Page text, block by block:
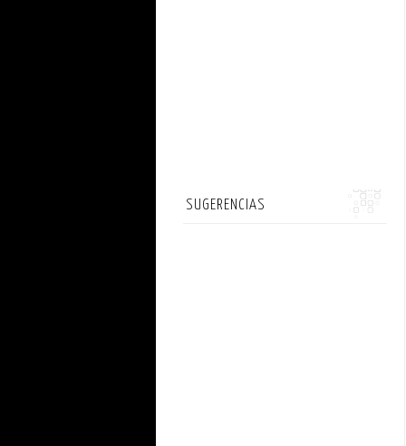
SUGERENCIAS